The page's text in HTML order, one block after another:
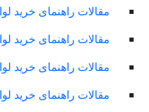
مقالات راهنمای خرید
مقالات راهنمای خرید
مقالات راهنمای خرید
مقالات راهنمای خرید